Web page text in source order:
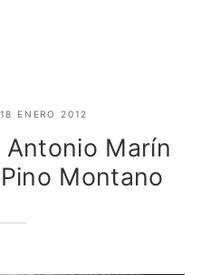
18 ENERO 2012
Marín
Montano
Directiva